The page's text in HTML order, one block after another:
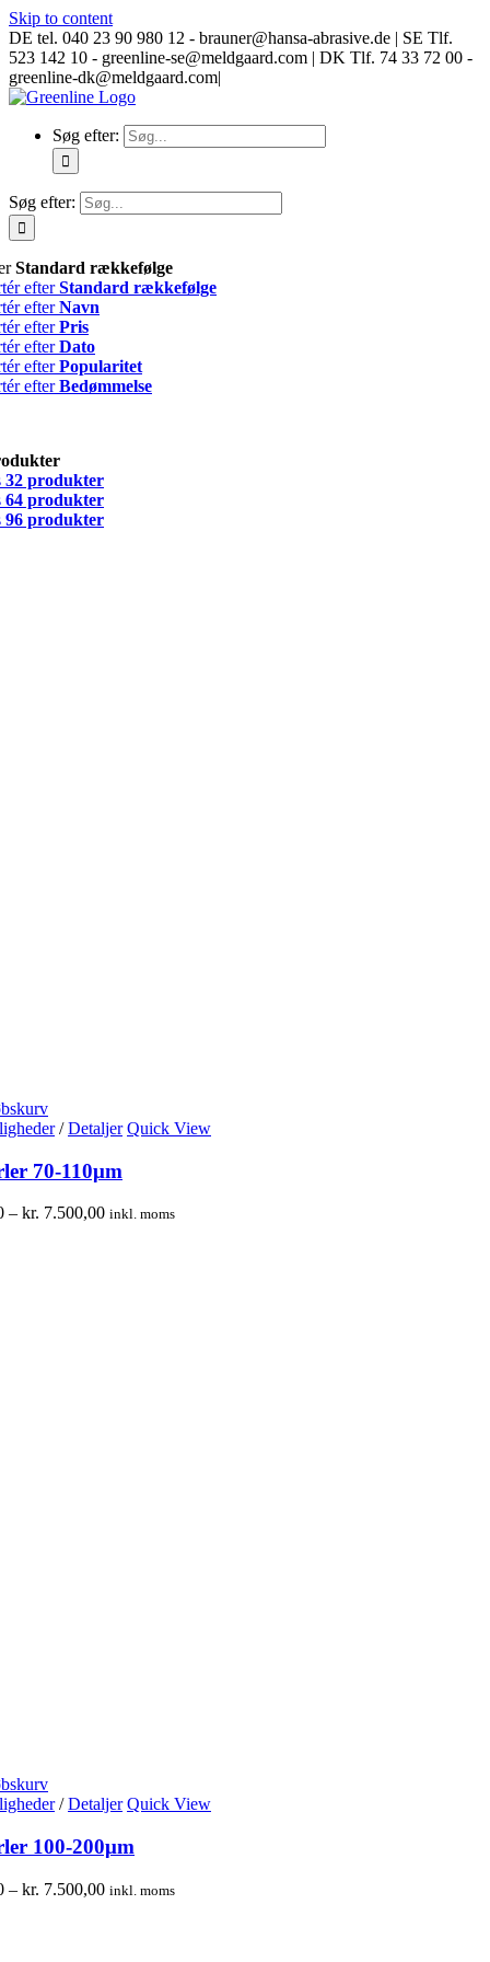
Skip to content
DE tel. 040 23 90 980 12 - brauner@hansa-abrasive.de | SE Tlf.
523 142 10 - greenline-se@meldgaard.com | DK Tlf. 74 33 72 00 -
greenline-dk@meldgaard.com|
Søg efter:
Søg efter:
Standard rækkefølge
efterStandard rækkefølge
efterNavn
efterPris
efterDato
efterPopularitet
efterBedømmelse
32 produkter
64 produkter
96 produkter
/ Detaljer Quick View
70-110μm
– kr. 7.500,00 inkl. moms
/ Detaljer Quick View
100-200μm
– kr. 7.500,00 inkl. moms